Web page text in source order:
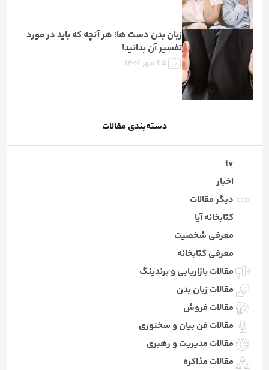
زبان بدن دست ها؛ هر آنچه که باید در مورد
تفسیر آن بدانید!
۲۵ مهر ۱۴۰۱
دسته‌بندی مقالات
tv
اخبار
دیگر مقالات
کتابخانه آیا
معرفی شخصیت
معرفی کتابخانه
مقالات بازاریابی و برندینگ
مقالات زبان بدن
مقالات فروش
مقالات فن بیان و سخنوری
مقالات مدیریت و رهبری
مقالات مذاکره